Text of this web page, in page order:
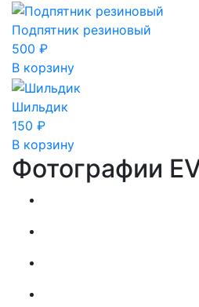
Подпятник резиновый
500 ₽
В корзину
Шильдик
150 ₽
В корзину
Фотографии